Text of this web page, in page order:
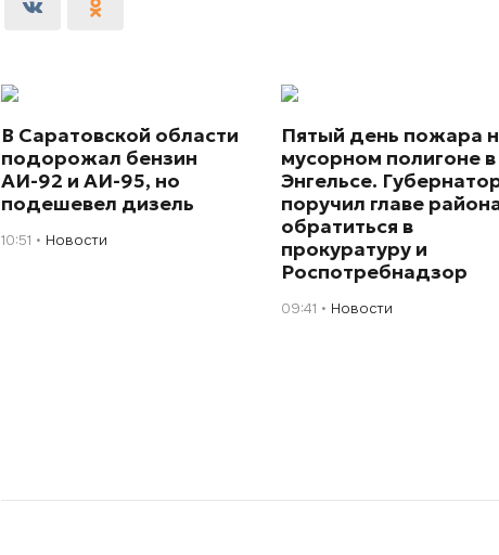
В Саратовской области
подорожал бензин
АИ-92 и АИ-95, но
подешевел дизель
10:51 Новости
Пятый день пожара
мусорном полигоне в
Энгельсе.
поручил главе
обратиться в
прокуратуру и
Роспотребнадзор
09:41 Новости